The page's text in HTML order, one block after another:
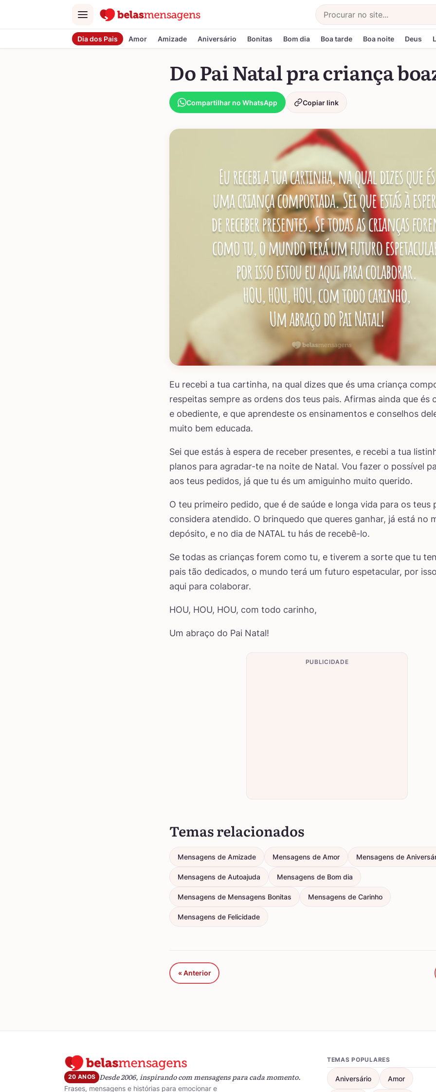
Menu
Buscar
Dia dos Pais Amor Amizade Aniversário Bonitas Bom dia Boa tarde Boa noite Deus
Do Pai Natal pra criança
Compartilhar no WhatsApp Copiar link
Eu recebi a tua cartinha, na qual dizes que és uma criança
respeitas sempre as ordens dos teus pais. Afirmas ainda que és
e obediente, e que aprendeste os ensinamentos e conselhos
muito bem educada.
Sei que estás à espera de receber presentes, e recebi a tua
planos para agradar-te na noite de Natal. Vou fazer o possível
aos teus pedidos, já que tu és um amiguinho muito querido.
O teu primeiro pedido, que é de saúde e longa vida para os teus
considera atendido. O brinquedo que queres ganhar, já está no
depósito, e no dia de NATAL tu hás de recebê-lo.
Se todas as crianças forem como tu, e tiverem a sorte que tu
pais tão dedicados, o mundo terá um futuro espetacular, por
aqui para colaborar.
HOU, HOU, HOU, com todo carinho,
Um abraço do Pai Natal!
PUBLICIDADE
Temas relacionados
Mensagens de Amizade Mensagens de Amor Mensagens de
Mensagens de Autoajuda Mensagens de Bom dia
Mensagens de Mensagens Bonitas Mensagens de Carinho
Mensagens de Felicidade
« Anterior
20 ANOS Desde 2006, inspirando com mensagens para cada momento.
Frases, mensagens e histórias para emocionar e
TEMAS POPULARES
Aniversário Amor